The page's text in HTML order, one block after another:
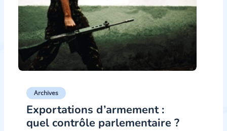
Archives
Exportations d’armement :
quel contrôle parlementaire ?